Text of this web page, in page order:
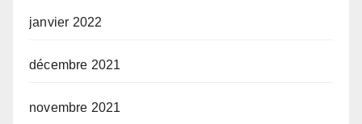
janvier 2022
décembre 2021
novembre 2021